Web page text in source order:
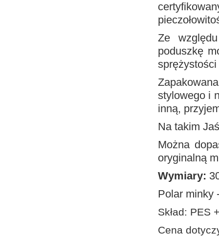
Ze
poduszkę
sprężystości
stylowego i
inną,
Na takim
Można
oryginalną
Wymiary:
Polar
Skład: PES
Cena